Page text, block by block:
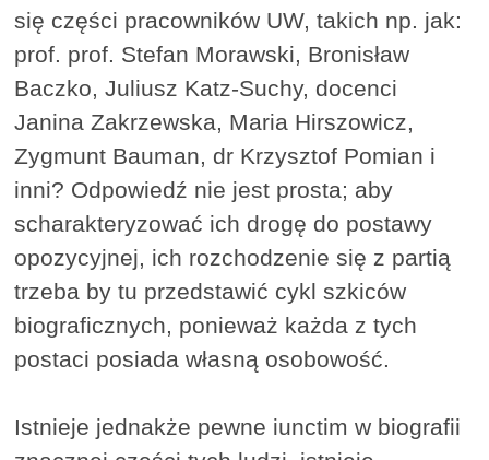
się części pracowników UW, takich np. jak:
prof. prof. Stefan Morawski, Bronisław
Baczko, Juliusz Katz-Suchy, docenci
Janina Zakrzewska, Maria Hirszowicz,
Zygmunt Bauman, dr Krzysztof Pomian i
inni? Odpowiedź nie jest prosta; aby
scharakteryzować ich drogę do postawy
opozycyjnej, ich rozchodzenie się z partią
trzeba by tu przedstawić cykl szkiców
biograficznych, ponieważ każda z tych
postaci posiada własną osobowość.
Istnieje jednakże pewne iunctim w biografii